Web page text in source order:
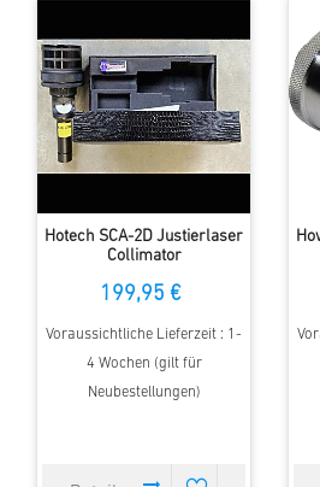
Hotech SCA-2D Justierlaser
Collimator
199,95 €
Voraussichtliche Lieferzeit : 1-
4 Wochen (gilt für
Neubestellungen)